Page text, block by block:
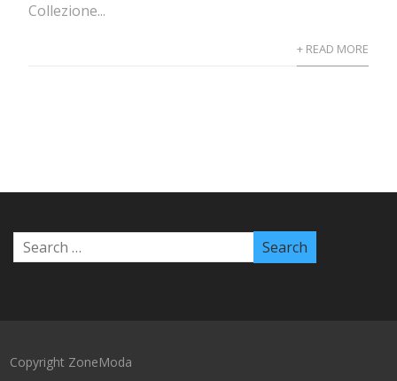
Collezione...
+ READ MORE
Copyright ZoneModa